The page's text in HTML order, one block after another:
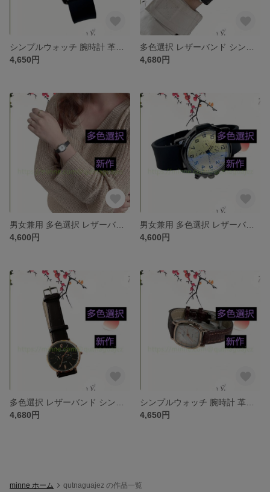
4,650円
4,680円
4,600円
4,600円
4,680円
4,650円
minne ホーム qutnaguajez の作品一覧